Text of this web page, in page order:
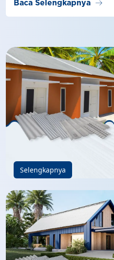
Baca Selengkapnya arrow_right_alt
Selengkapnya